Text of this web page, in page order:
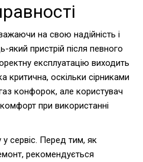
на свою надійність і
який пристрій після певного
експлуатацію виходить
критична, оскільки сірниками
конфорок, але користувач
при використанні
у сервіс. Перед тим, як
рекомендується